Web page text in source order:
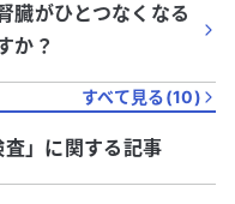
臓がひとつなくなる
か？
すべて見る(10)
査」に関する記事